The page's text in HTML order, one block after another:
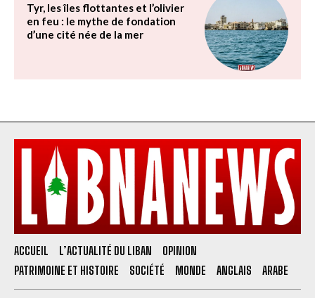
Tyr, les îles flottantes et l’olivier
en feu : le mythe de fondation
d’une cité née de la mer
ACCUEIL L’ACTUALITÉ DU LIBAN
OPINION
PATRIMOINE ET HISTOIRE
SOCIÉTÉ MONDE ANGLAIS ARABE